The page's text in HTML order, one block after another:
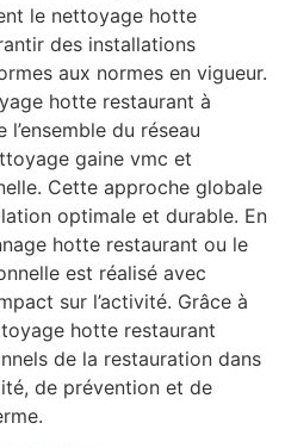
le nettoyage hotte
des installations
aux normes en vigueur.
hotte restaurant à
du réseau
gaine vmc et
Cette approche globale
optimale et durable. En
hotte restaurant ou le
est réalisé avec
sur l’activité. Grâce à
hotte restaurant
de la restauration dans
de prévention et de